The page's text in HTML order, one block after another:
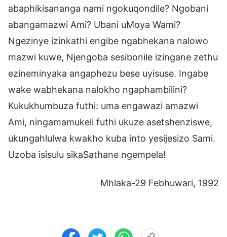
abaphikisananga nami ngokuqondile? Ngobani
abangamazwi Ami? Ubani uMoya Wami?
Ngezinye izinkathi engibe ngabhekana nalowo
mazwi kuwe, Njengoba sesibonile izingane zethu
ezineminyaka angaphezu bese uyisuse. Ingabe
wake wabhekana nalokho ngaphambilini?
Kukukhumbuza futhi: uma engawazi amazwi
Ami, ningamamukeli futhi ukuze asetshenziswe,
ukungahlulwa kwakho kuba into yesijesizo Sami.
Uzoba isisulu sikaSathane ngempela!
Mhlaka-29 Febhuwari, 1992